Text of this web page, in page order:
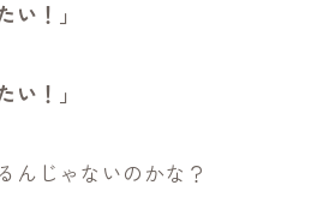
い！」
い！」
んじゃないのかな？